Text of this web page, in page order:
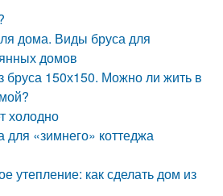
дома. Виды бруса для
домов
бруса 150х150. Можно ли жить в
холодно
для «зимнего» коттеджа
утепление: как сделать дом из